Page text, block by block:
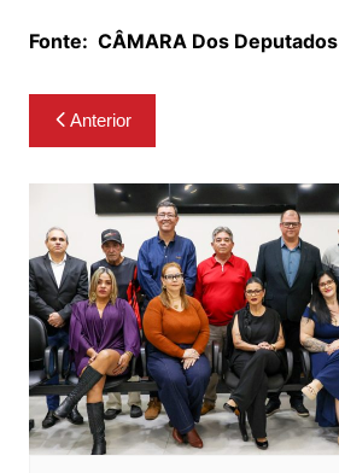
Fonte: CÂMARA Dos Deputados
Navegação
de
Post
Anterior